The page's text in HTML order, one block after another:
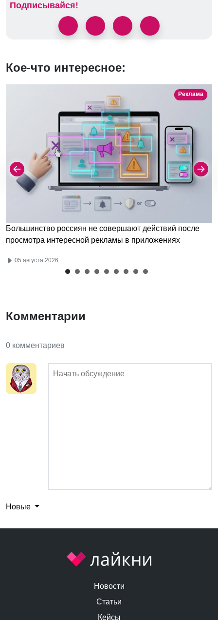
Подписывайся!
Кое-что интересное:
Реклама
Большинство россиян не совершают действий после
просмотра интересной рекламы в приложениях
05 августа 2026
Комментарии
0 комментариев
Новые
Новости
Статьи
Кейсы